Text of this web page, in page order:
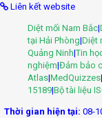
Liên kết website
Diệt mối Nam Bắc|
tại Hải Phòng|Diệt
Quảng Ninh|Tin
nghiệm|Đảm bảo
Atlas|MedQuizzes|
15189|Bộ tài liệu
Thời gian hiện tại: 08-